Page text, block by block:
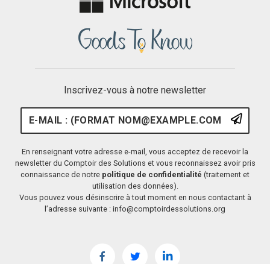
Inscrivez-vous à notre newsletter
E-mail : (format
En renseignant votre adresse e-mail, vous acceptez de recevoir la
newsletter du Comptoir des Solutions et vous reconnaissez avoir pris
connaissance de notre politique de confidentialité (traitement et
utilisation des données).
Vous pouvez vous désinscrire à tout moment en nous contactant à
l’adresse suivante : info@comptoirdessolutions.org